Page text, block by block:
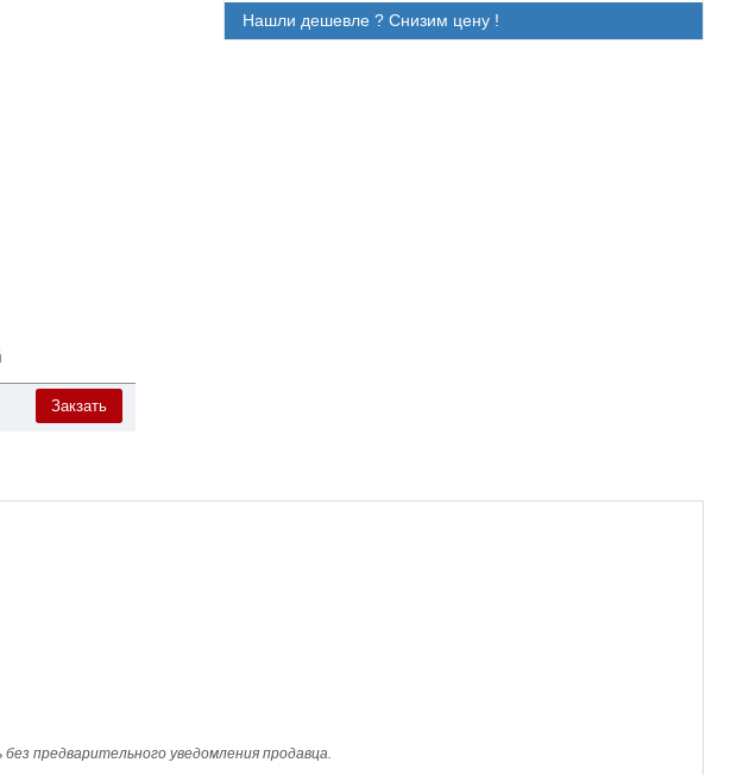
Нашли дешевле ? Снизим цену !
Закзать
предварительного уведомления продавца.